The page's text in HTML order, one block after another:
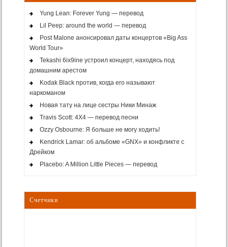
Yung Lean: Forever Yung — перевод
Lil Peep: around the world — перевод
Post Malone анонсировал даты концертов «Big Ass
World Tour»
Tekashi 6ix9ine устроил концерт, находясь под
домашним арестом
Kodak Black против, когда его называют
наркоманом
Новая тату на лице сестры Ники Минаж
Travis Scott: 4X4 — перевод песни
Ozzy Osbourne: Я больше не могу ходить!
Kendrick Lamar: об альбоме «GNX» и конфликте с
Дрейком
Placebo: A Million Little Pieces — перевод
Счетчики